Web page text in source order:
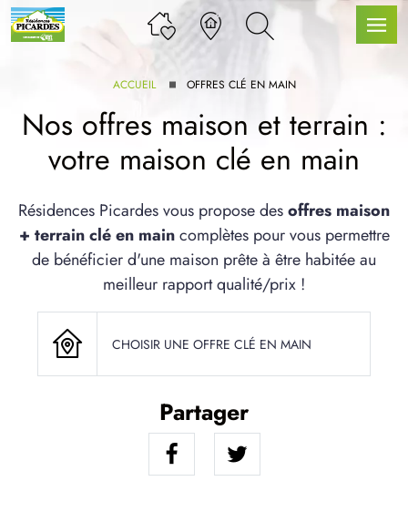
GAMME
SERVICE BDL EXTENSION
ARTICLES
ACCUEIL OFFRES CLÉ EN MAIN
Nos offres maison et terrain :
votre maison clé en main
Résidences Picardes vous propose desoffres maison
+ terrain clé en maincomplètes pour vous permettre
de bénéficier d'une maison prête à être habitée au
meilleur rapport qualité/prix !
CHOISIR UNE OFFRE CLÉ EN MAIN
Partager